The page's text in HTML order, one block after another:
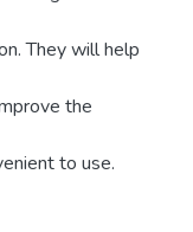
They will help
the
to use.